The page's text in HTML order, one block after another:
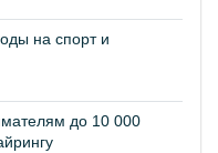
на спорт и
до 10 000